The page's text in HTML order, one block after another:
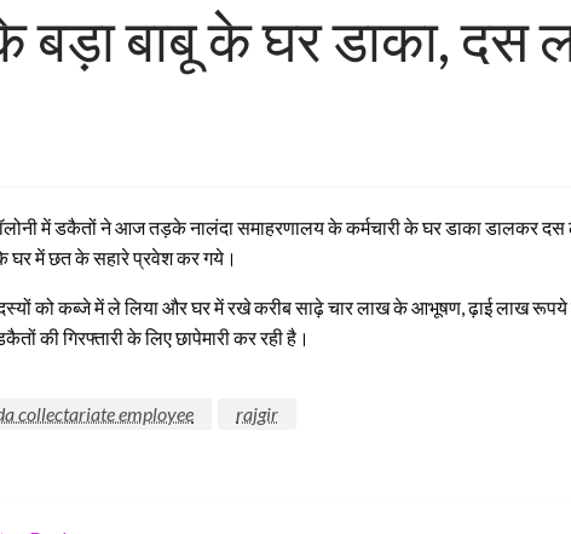
बड़ा बाबू के घर डाका, दस
में डकैतों ने आज तड़के नालंदा समाहरणालय के कर्मचारी के घर डाका
घर में छत के सहारे प्रवेश कर गये।
को कब्जे में ले लिया और घर में रखे करीब साढ़े चार लाख के आभूषण, ढ़ाई लाख
की गिरफ्तारी के लिए छापेमारी कर रही है।
collectariate employee rajgir